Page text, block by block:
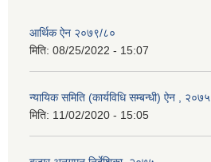
आर्थिक ऐन २०७९/८०
मिति: 08/25/2022 - 15:07
न्यायिक समिति (कार्यविधि सम्बन्धी) ऐन , २०७५
मिति: 11/02/2020 - 15:05